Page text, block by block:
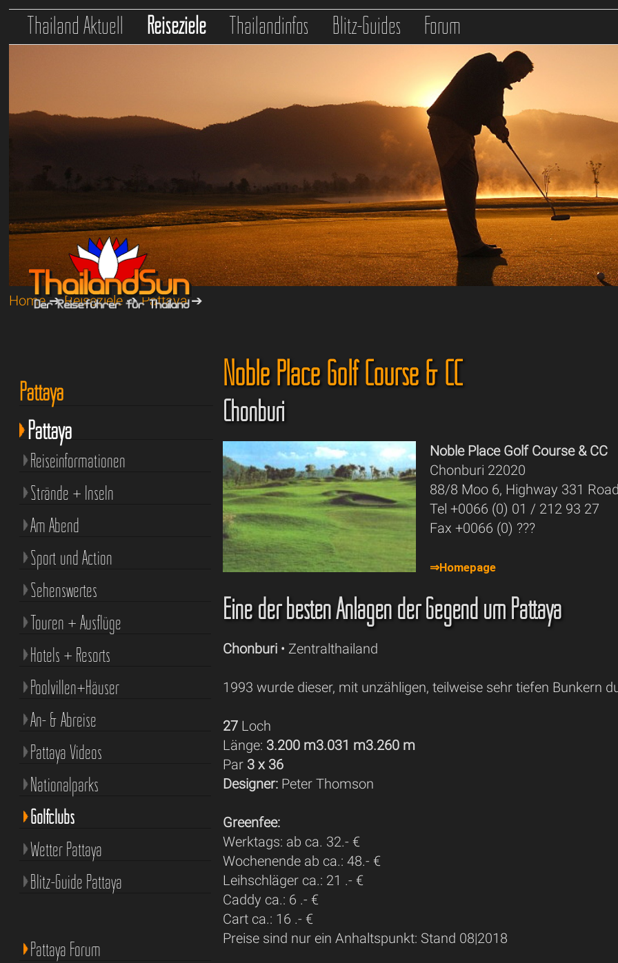
Thailand Aktuell Reiseziele Thailandinfos Blitz-Guides Forum
Home➔Reiseziele➔Pattaya➔
Noble Place Golf Course & CC
Chonburi
Noble Place Golf Course & CC
Chonburi 22020
88/8 Moo 6, Highway 331
Tel +0066 (0) 01 / 212 93 27
Fax +0066 (0) ???
⇒Homepage
Eine der besten Anlagen der Gegend um Pattaya
Chonburi • Zentralthailand
1993 wurde dieser, mit unzähligen, teilweise sehr tiefen Bunkern
27 Loch
Länge: 3.200 m3.031 m3.260 m
Par 3 x 36
Designer: Peter Thomson
Greenfee:
Werktags: ab ca. 32.- €
Wochenende ab ca.: 48.- €
Leihschläger ca.: 21 .- €
Caddy ca.: 6 .- €
Cart ca.: 16 .- €
Preise sind nur ein Anhaltspunkt: Stand 08|2018
Pattaya
Pattaya
Reiseinformationen
Strände + Inseln
Am Abend
Sport und Action
Sehenswertes
Touren + Ausflüge
Hotels + Resorts
Poolvillen+Häuser
An- & Abreise
Pattaya Videos
Nationalparks
Golfclubs
Wetter Pattaya
Blitz-Guide Pattaya
Pattaya Forum